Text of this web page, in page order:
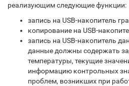
реализующим следующие функции:
запись на USB-накопитель
копирование на USB-
запись на USB-накопитель
данные должны содержать
температуры, текущие
информацию контрольных
проблем, возникших при